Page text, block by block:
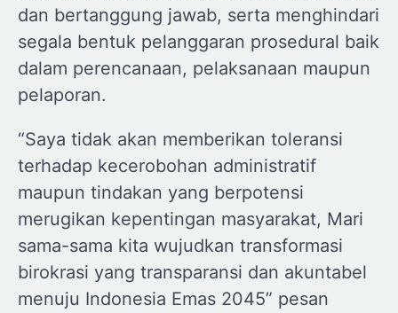
dan bertanggung jawab, serta menghindari
segala bentuk pelanggaran prosedural baik
dalam perencanaan, pelaksanaan maupun
pelaporan.
“Saya tidak akan memberikan toleransi
terhadap kecerobohan administratif
maupun tindakan yang berpotensi
merugikan kepentingan masyarakat, Mari
sama-sama kita wujudkan transformasi
birokrasi yang transparansi dan akuntabel
menuju Indonesia Emas 2045” pesan